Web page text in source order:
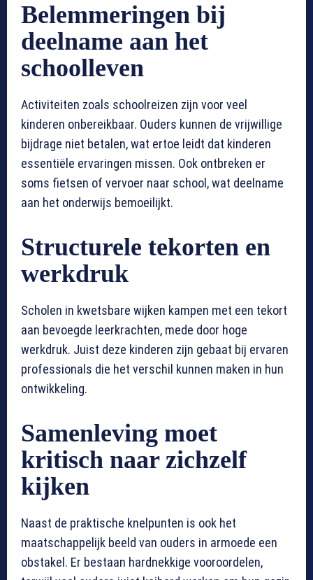
Belemmeringen bij
deelname aan het
schoolleven
Activiteiten zoals schoolreizen zijn voor veel
kinderen onbereikbaar. Ouders kunnen de vrijwillige
bijdrage niet betalen, wat ertoe leidt dat kinderen
essentiële ervaringen missen. Ook ontbreken er
soms fietsen of vervoer naar school, wat deelname
aan het onderwijs bemoeilijkt.
Structurele tekorten en
werkdruk
Scholen in kwetsbare wijken kampen met een tekort
aan bevoegde leerkrachten, mede door hoge
werkdruk. Juist deze kinderen zijn gebaat bij ervaren
professionals die het verschil kunnen maken in hun
ontwikkeling.
Samenleving moet
kritisch naar zichzelf
kijken
Naast de praktische knelpunten is ook het
maatschappelijk beeld van ouders in armoede een
obstakel. Er bestaan hardnekkige vooroordelen,